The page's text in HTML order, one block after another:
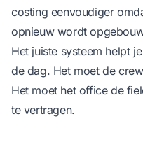
costing eenvoudiger
opnieuw wordt
Het juiste systeem helpt
de dag. Het moet de
Het moet het office de
te vertragen.